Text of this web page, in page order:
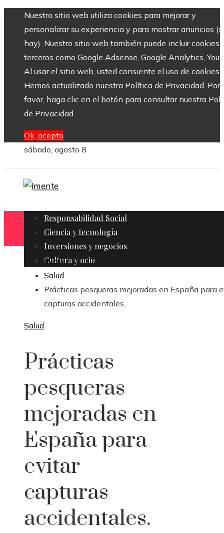
Nuestro sitio web utiliza cookies para mejorar y
personalizar su experiencia y para mostrar anuncios
hay). Nuestro sitio web también puede incluir cookies
terceros como Google Adsense, Google Analytics,
Al usar el sitio web, usted consiente el uso de cookies.
Hemos actualizado nuestra Política de Privacidad. Por
favor, haga clic en el botón para consultar nuestra
de Privacidad.
Ok, acepto
sábado, agosto 8
Responsabilidad Social
Ciencia y tecnología
Inversiones y negocios
Cultura y ocio
Inicio
Salud
Prácticas pesqueras mejoradas en España para
capturas accidentales.
Salud
Prácticas
pesqueras
mejoradas en
España para
evitar
capturas
accidentales.